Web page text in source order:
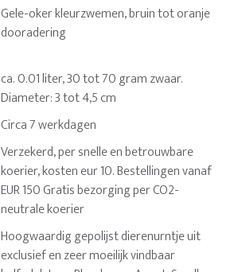
Gele-oker kleurzwemen, bruin tot oranje
dooradering
ca. 0.01 liter, 30 tot 70 gram zwaar.
Diameter: 3 tot 4,5 cm
Circa 7 werkdagen
Verzekerd, per snelle en betrouwbare
koerier, kosten eur 10. Bestellingen vanaf
EUR 150 Gratis bezorging per CO2-
neutrale koerier
Hoogwaardig gepolijst dierenurntje uit
exclusief en zeer moeilijk vindbaar